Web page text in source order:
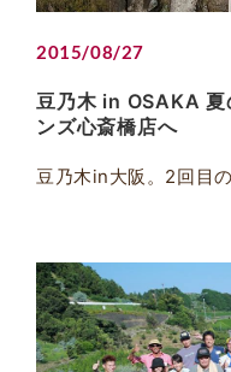
2015/08/27
豆乃木 in OSAKA
ンズ心斎橋店へ
豆乃木in大阪。2回目